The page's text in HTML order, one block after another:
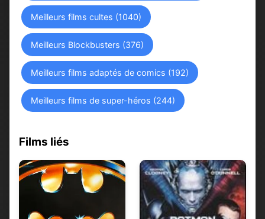
Meilleurs films cultes (1040)
Meilleurs Blockbusters (376)
Meilleurs films adaptés de comics (192)
Meilleurs films de super-héros (244)
Films liés